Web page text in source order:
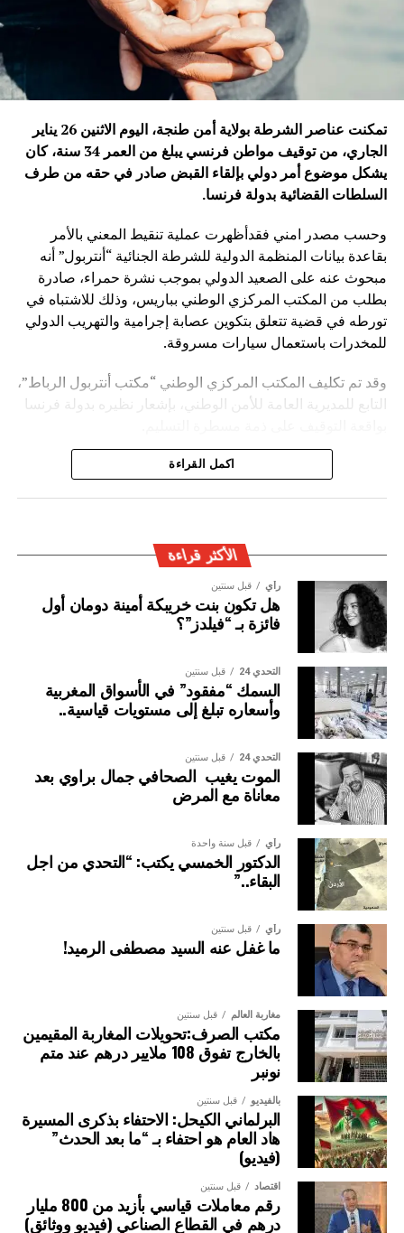
تمكنت عناصر الشرطة بولاية أمن طنجة، اليوم الاثنين 26 يناير
الجاري، من توقيف مواطن فرنسي يبلغ من العمر 34 سنة، كان
يشكل موضوع أمر دولي بإلقاء القبض صادر في حقه من طرف
السلطات القضائية بدولة فرنسا.
وحسب مصدر امني فقدأظهرت عملية تنقيط المعني بالأمر
بقاعدة بيانات المنظمة الدولية للشرطة الجنائية “أنتربول” أنه
مبحوث عنه على الصعيد الدولي بموجب نشرة حمراء، صادرة
بطلب من المكتب المركزي الوطني بباريس، وذلك للاشتباه في
تورطه في قضية تتعلق بتكوين عصابة إجرامية والتهريب الدولي
للمخدرات باستعمال سيارات مسروقة.
وقد تم تكليف المكتب المركزي الوطني “مكتب أنتربول الرباط”،
التابع للمديرية العامة للأمن الوطني، بإشعار نظيره بدولة فرنسا
ويأتي توقيف المشتبه به في سياق التزام المصالح الأمنية
المغربية بتفعيل آليات التعاون الأمني الدولي، خصوصا ملاحقة
اكمل القراءة
الأكثر قراءة
رأي قبل سنتين
هل تكون بنت خريبكة أمينة دومان أول
فائزة بـ “فيلدز”؟
التحدي 24 قبل سنتين
السمك “مفقود” في الأسواق المغربية
وأسعاره تبلغ إلى مستويات قياسية..
التحدي 24 قبل سنتين
الموت يغيب الصحافي جمال براوي بعد
معاناة مع المرض
رأي قبل سنة واحدة
الدكتور الخمسي يكتب: “التحدي من اجل
البقاء..”
رأي قبل سنتين
ما غفل عنه السيد مصطفى الرميد!
مغاربة العالم قبل سنتين
مكتب الصرف:تحويلات المغاربة المقيمين
بالخارج تفوق 108 ملايير درهم عند متم
نونبر
بالفيديو قبل سنتين
البرلماني الكيحل: الاحتفاء بذكرى المسيرة
هاد العام هو احتفاء بـ “ما بعد الحدث”
(فيديو)
اقتصاد قبل سنتين
رقم معاملات قياسي بأزيد من 800 مليار
درهم في القطاع الصناعي (فيديو ووثائق)